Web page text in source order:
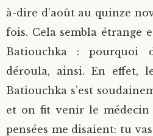
à-dire d’août au quinze
fois. Cela sembla étrange
Batiouchka : pourquoi
déroula, ainsi. En effet,
Batiouchka s’est
et on fit venir le médecin
pensées me disaient: tu